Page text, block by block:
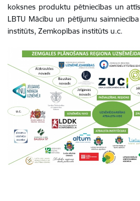
koksnes produktu pētniecības un
LBTU Mācību un pētījumu
institūts, Zemkopības institūts u.c.